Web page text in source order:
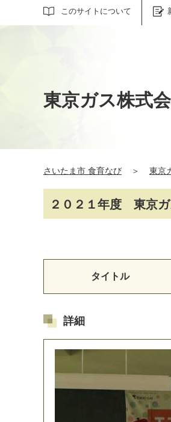
このサイトについて
サイト内検索
東京ガス株式
さいたま市 食育なび ＞ 東京
２０２１年度 東京
タイトル
詳細
マイメディア検索